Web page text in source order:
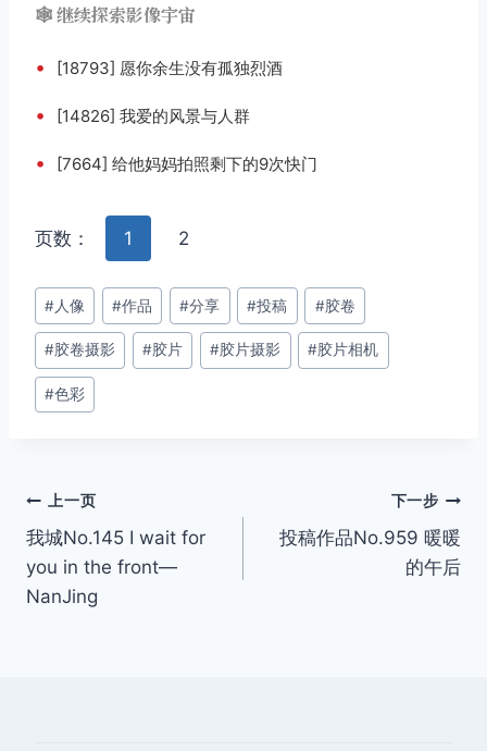
🕸️ 继续探索影像宇宙
• [18793] 愿你余生没有孤独烈酒
• [14826] 我爱的风景与人群
• [7664] 给他妈妈拍照剩下的9次快门
页数： 1 2
文
章
标
签：
#人像 #作品 #分享 #投稿 #胶卷
#胶卷摄影 #胶片 #胶片摄影 #胶片相机
#色彩
文
章
导
上一页
我城No.145 I wait for
you in the front—
NanJing
下一步
投稿作品No.959 暖暖
的午后